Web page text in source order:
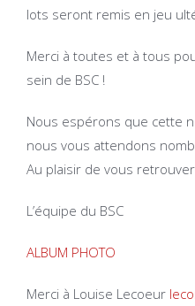
lots seront remis en jeu
Merci à toutes et à tous
sein de BSC !
Nous espérons que cette
nous vous attendons
Au plaisir de vous retrouver.
L’équipe du BSC
ALBUM PHOTO
Merci à Louise Lecoeur